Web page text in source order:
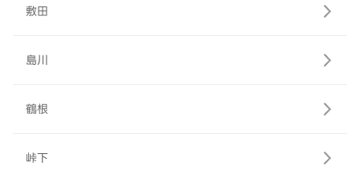
敷田
島川
鶴根
峠下